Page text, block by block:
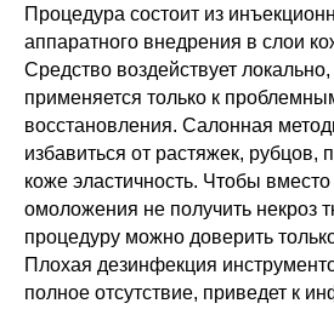
Процедура состоит из
аппаратного внедрения в слои
Средство воздействует
применяется только к
восстановления. Салонная
избавиться от растяжек, рубцов,
коже эластичность. Чтобы
омоложения не получить некроз
процедуру можно доверить
Плохая дезинфекция
полное отсутствие, приведет к